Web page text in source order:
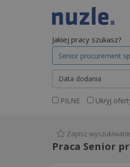
Jakiej pracy szukasz?
Data dodania
PILNE Ukryj
Zapisz
Praca Senior